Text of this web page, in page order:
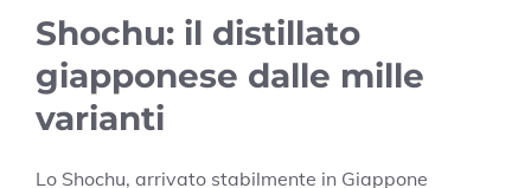
Shochu: il distillato
giapponese dalle mille
varianti
Lo Shochu, arrivato stabilmente in Giappone